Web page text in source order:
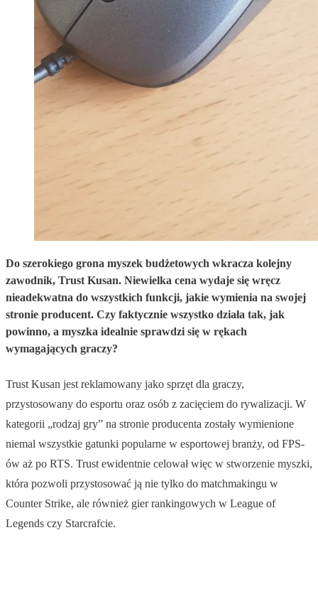
Do szerokiego grona myszek budżetowych wkracza kolejny
zawodnik, Trust Kusan. Niewielka cena wydaje się wręcz
nieadekwatna do wszystkich funkcji, jakie wymienia na swojej
stronie producent. Czy faktycznie wszystko działa tak, jak
powinno, a myszka idealnie sprawdzi się w rękach
wymagających graczy?
Trust Kusan jest reklamowany jako sprzęt dla graczy,
przystosowany do esportu oraz osób z zacięciem do rywalizacji. W
kategorii „rodzaj gry” na stronie producenta zostały wymienione
niemal wszystkie gatunki popularne w esportowej branży, od FPS-
ów aż po RTS. Trust ewidentnie celował więc w stworzenie myszki,
która pozwoli przystosować ją nie tylko do matchmakingu w
Counter Strike, ale również gier rankingowych w League of
Legends czy Starcrafcie.